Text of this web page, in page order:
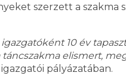
szerzett a szakma
10 év
elismert,
pályázatában.